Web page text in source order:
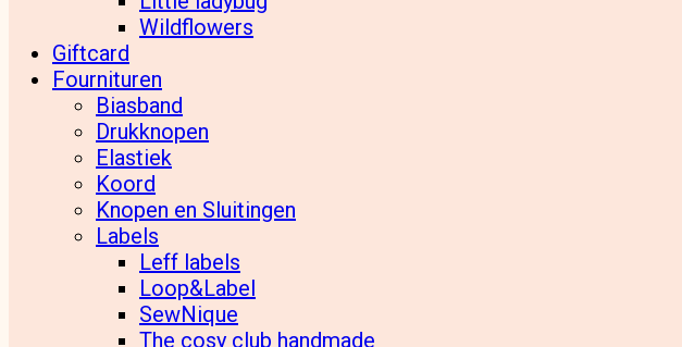
Wildflowers
Giftcard
Fournituren
Biasband
Drukknopen
Elastiek
Koord
Knopen en Sluitingen
Labels
Leff labels
Loop&Label
SewNique
The cosy club handmade